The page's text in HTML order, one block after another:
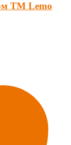
ТМ Lemo